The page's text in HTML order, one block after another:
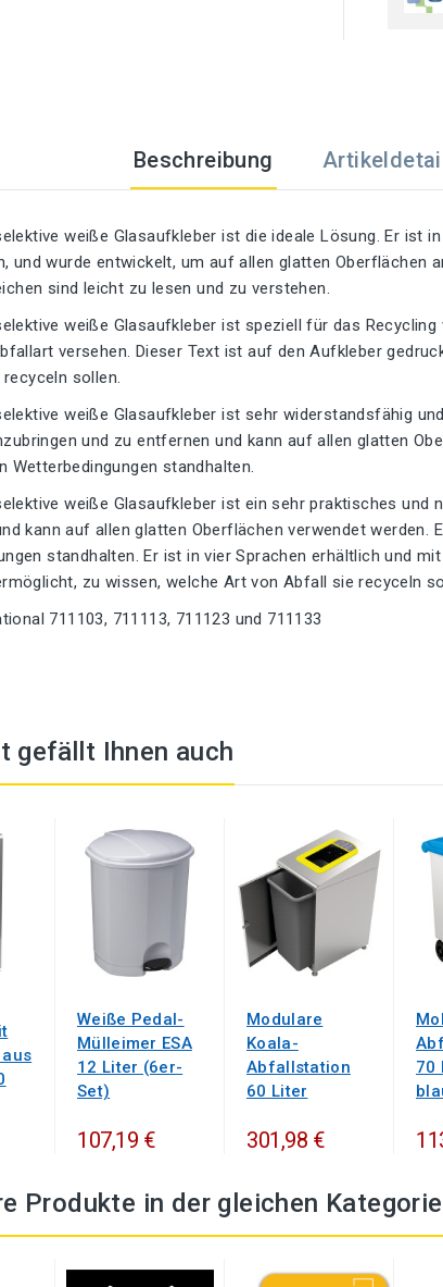
Beschreibung
weiße Glasaufkleber ist die ideale Lösung. Er ist
und wurde entwickelt, um auf allen glatten Oberflächen
sind leicht zu lesen und zu verstehen.
weiße Glasaufkleber ist speziell für das
versehen. Dieser Text ist auf den Aufkleber
sollen.
weiße Glasaufkleber ist sehr widerstandsfähig
und zu entfernen und kann auf allen glatten
Wetterbedingungen standhalten.
weiße Glasaufkleber ist ein sehr praktisches und
kann auf allen glatten Oberflächen verwendet werden.
standhalten. Er ist in vier Sprachen erhältlich und
zu wissen, welche Art von Abfall sie recyceln
711103, 711113, 711123 und 711133
gefällt Ihnen auch
Weiße Pedal-
Mülleimer ESA
12 Liter (6er-
Set)
107,19 €
Modulare
Koala-
Abfallstation
60 Liter
301,98 €
70
Produkte in der gleichen